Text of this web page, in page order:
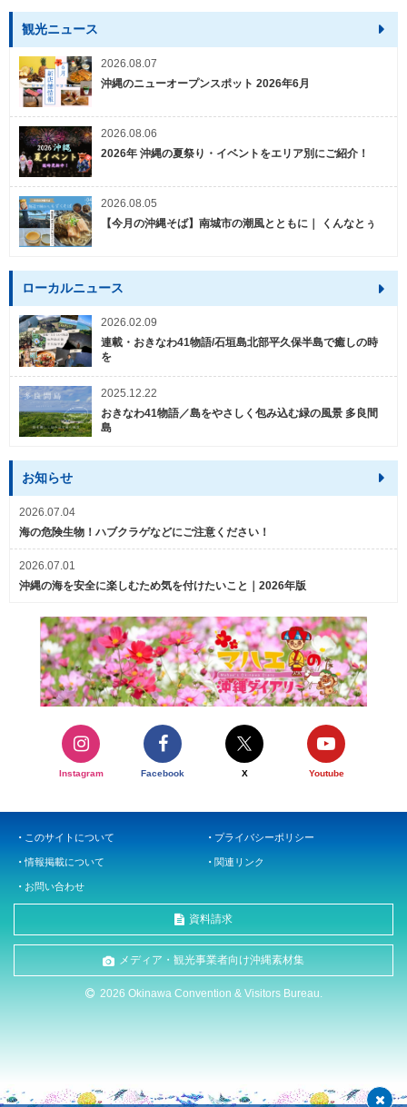
観光ニュース
2026.08.07
沖縄のニューオープンスポット 2026年6月
2026.08.06
2026年 沖縄の夏祭り・イベントをエリア別にご紹介！
2026.08.05
【今月の沖縄そば】南城市の潮風とともに｜ くんなとぅ
ローカルニュース
2026.02.09
連載・おきなわ41物語/石垣島北部平久保半島で癒しの時
を
2025.12.22
おきなわ41物語／島をやさしく包み込む緑の風景 多良間
島
お知らせ
2026.07.04
海の危険生物！ハブクラゲなどにご注意ください！
2026.07.01
沖縄の海を安全に楽しむため気を付けたいこと｜2026年版
Instagram Facebook X Youtube
このサイトについて プライバシーポリシー
情報掲載について 関連リンク
お問い合わせ
資料請求
メディア・観光事業者向け沖縄素材集
2026 Okinawa Convention & Visitors Bureau.